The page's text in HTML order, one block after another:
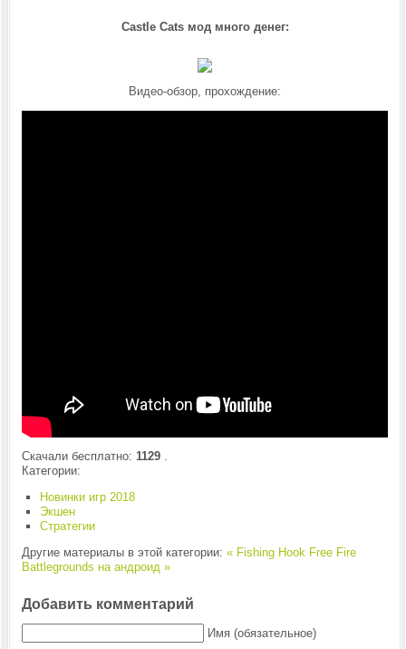
Castle Cats мод много денег:
Видео-обзор, прохождение:
Скачали бесплатно: 1129.
Категории:
Новинки игр 2018
Экшен
Стратегии
Другие материалы в этой категории: « Fishing Hook Free Fire
Battlegrounds на андроид »
Добавить комментарий
Имя (обязательное)